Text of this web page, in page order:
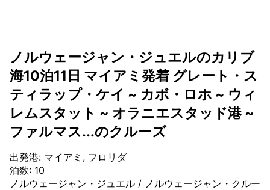
ノルウェージャン・ジュエルのカリブ
海10泊11日 マイアミ発着 グレート・ス
ティラップ・ケイ ~ カボ・ロホ ~ ウィ
レムスタット ~ オラニエスタッド港 ~
ファルマス...のクルーズ
出発港: マイアミ, フロリダ
泊数: 10
ノルウェージャン・ジュエル / ノルウェージャン・クルー